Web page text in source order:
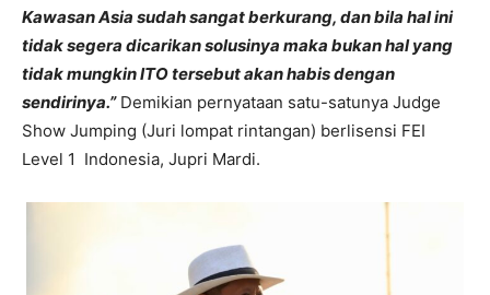
Kawasan Asia sudah sangat berkurang, dan bila hal ini
tidak segera dicarikan solusinya maka bukan hal yang
tidak mungkin ITO tersebut akan habis dengan
sendirinya.”Demikian pernyataan satu-satunya Judge
Show Jumping (Juri lompat rintangan) berlisensi FEI
Level 1 Indonesia, Jupri Mardi.